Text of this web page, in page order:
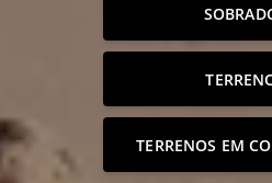
TERRENOS EM